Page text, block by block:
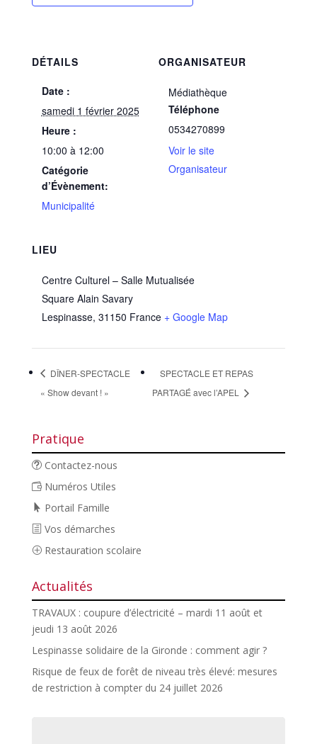
DÉTAILS
Date :
samedi 1 février 2025
Heure :
10:00 à 12:00
Catégorie
d’Évènement:
Municipalité
LIEU
Centre Culturel – Salle Mutualisée
Square Alain Savary
Lespinasse, 31150 France + Google Map
ORGANISATEUR
Médiathèque
Téléphone
0534270899
Voir le site
Organisateur
DÎNER-SPECTACLE
« Show devant ! »
SPECTACLE ET REPAS
PARTAGÉ avec l’APEL
Pratique
Contactez-nous
Numéros Utiles
Portail Famille
Vos démarches
Restauration scolaire
Actualités
TRAVAUX : coupure d’électricité – mardi 11 août et
jeudi 13 août 2026
Lespinasse solidaire de la Gironde : comment agir ?
Risque de feux de forêt de niveau très élevé: mesures
de restriction à compter du 24 juillet 2026